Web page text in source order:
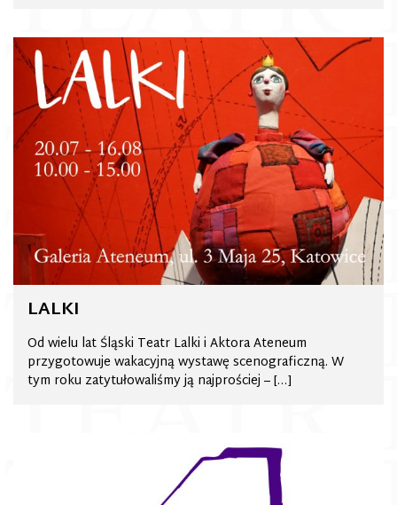
LALKI
Od wielu lat Śląski Teatr Lalki i Aktora Ateneum
przygotowuje wakacyjną wystawę scenograficzną. W
tym roku zatytułowaliśmy ją najprościej – […]